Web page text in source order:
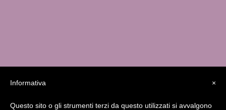
Studio MedicaFutura Via Serassi 13/a – 24124
×
Informativa
Questo sito o gli strumenti terzi da questo utilizzati si avvalgono